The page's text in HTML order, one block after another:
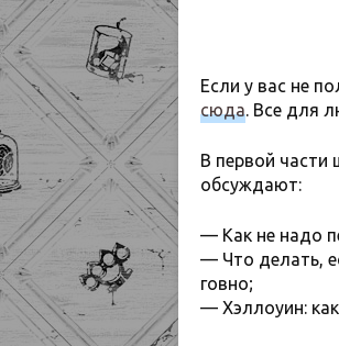
Если у вас не
сюда. Все для
В первой части
обсуждают:
— Как не надо
— Что делать,
говно;
— Хэллоуин: